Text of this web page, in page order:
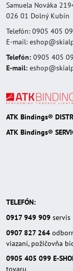
Samuela Nováka
026 01 Dolný Kubín
Telefón: 0905 405
E-mail:
Telefón: 0905 405
E-mail:
ATK Bindings®
ATK Bindings®
TELEFÓN:
0917 949 909 servis
0907 827 264
viazaní, požičovňa
0905 405 099 E-
tovaru